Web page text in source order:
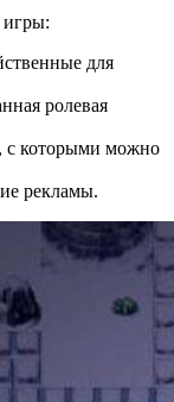
для
ролевая
с которыми можно
рекламы.